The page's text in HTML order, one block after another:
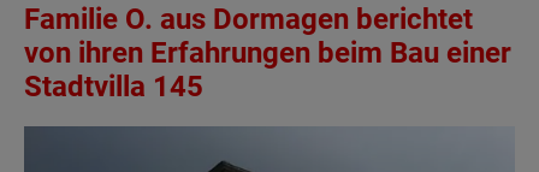
Familie O. aus Dormagen berichtet
von ihren Erfahrungen beim Bau einer
Stadtvilla 145